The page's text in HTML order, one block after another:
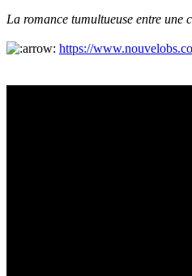
La romance tumultueuse entre une
https://